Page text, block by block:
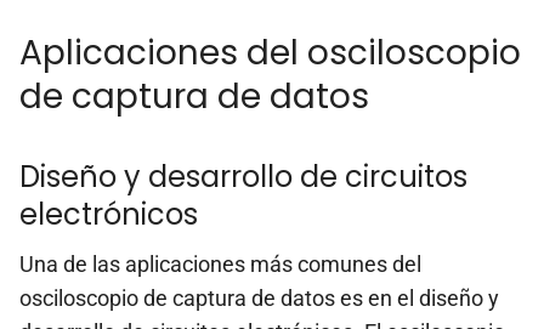
Aplicaciones del osciloscopio
de captura de datos
Diseño y desarrollo de circuitos
electrónicos
Una de las aplicaciones más comunes del
osciloscopio de captura de datos es en el diseño y